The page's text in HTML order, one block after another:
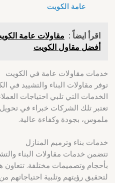
عامة الكويت
اقرأ ايضاً :
أفضل مقاول الكويت
خدمات مقاولات عامة في الكويت
توفر مقاولات البناء والتشييد
الخدمات التي تلبي احتياجات
تعتبر تلك الشركات خبراء في
ملموس، بجودة وكفاءة عالية.
خدمات بناء وترميم المنازل
تتضمن خدمات مقاولات البناء
بأحجام وتصميمات مختلفة. تتعاون
لتحقيق رؤيتهم وتلبية